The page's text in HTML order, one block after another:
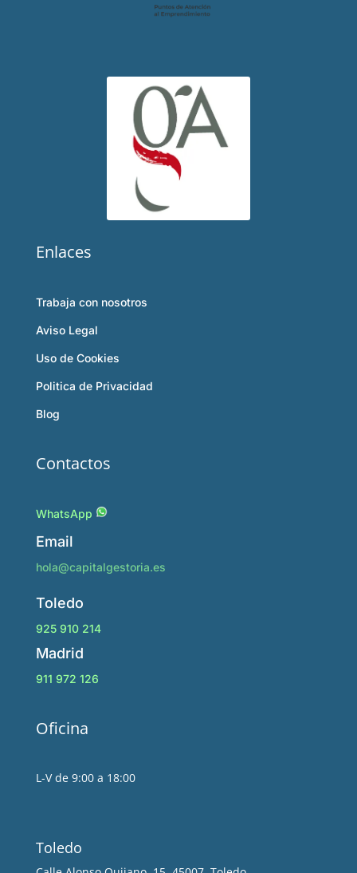
Enlaces
Trabaja con nosotros
Aviso Legal
Uso de Cookies
Politica de Privacidad
Blog
Contactos
WhatsApp
Email
hola@capitalgestoria.es
Toledo
925 910 214
Madrid
911 972 126
Oficina
L-V de 9:00 a 18:00
Toledo